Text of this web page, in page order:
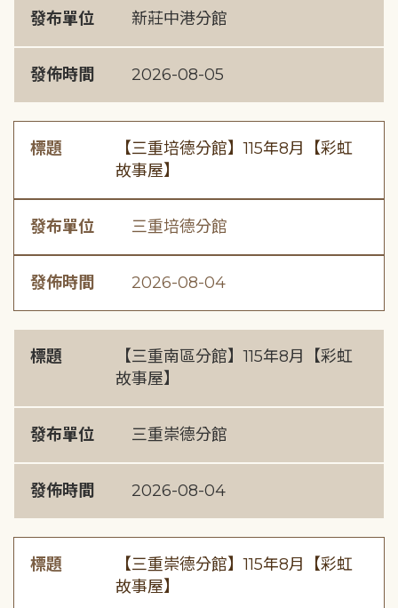
發布單位 新莊中港分館
發佈時間 2026-08-05
標題
【三重培德分館】115年8月【彩虹
故事屋】
發布單位 三重培德分館
發佈時間 2026-08-04
標題
【三重南區分館】115年8月【彩虹
故事屋】
發布單位 三重崇德分館
發佈時間 2026-08-04
標題
【三重崇德分館】115年8月【彩虹
故事屋】